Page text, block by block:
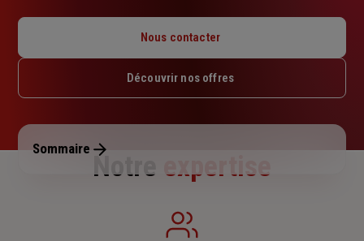
Mardi : 09h – 12h / 13h30 – 17h30
Jeudi : 09h – 12h / 13h30 – 17h30
Dimanche : Fermé
Nous contacter
Découvrir nos offres
Sommaire
Notre expertise